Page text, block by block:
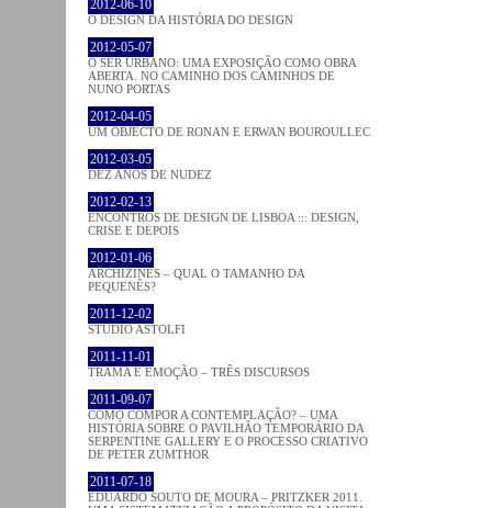
2012-06-10
O DESIGN DA HISTÓRIA DO DESIGN
2012-05-07
O SER URBANO: UMA EXPOSIÇÃO COMO OBRA
ABERTA. NO CAMINHO DOS CAMINHOS DE
NUNO PORTAS
2012-04-05
UM OBJECTO DE RONAN E ERWAN BOUROULLEC
2012-03-05
DEZ ANOS DE NUDEZ
2012-02-13
ENCONTROS DE DESIGN DE LISBOA ::: DESIGN,
CRISE E DEPOIS
2012-01-06
ARCHIZINES – QUAL O TAMANHO DA
PEQUENÊS?
2011-12-02
STUDIO ASTOLFI
2011-11-01
TRAMA E EMOÇÃO – TRÊS DISCURSOS
2011-09-07
COMO COMPOR A CONTEMPLAÇÃO? – UMA
HISTÓRIA SOBRE O PAVILHÃO TEMPORÁRIO DA
SERPENTINE GALLERY E O PROCESSO CRIATIVO
DE PETER ZUMTHOR
2011-07-18
EDUARDO SOUTO DE MOURA – PRITZKER 2011.